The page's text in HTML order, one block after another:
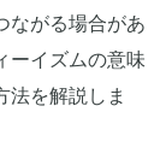
ながる場合があ
ーイズムの意味
法を解説しま